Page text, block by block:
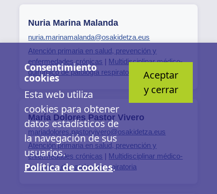
Nuria Marina Malanda
nuria.marinamalanda@osakidetza.eus
Atención primaria en salud, prevención y
enfermedades crónicas | Multidisciplinar médico-
quirúrgico de patología respiratoria
María Dolores Pastor Vivero
mariadolores.pastorvivero@osakidetza.eus
Atención primaria en salud, prevención y
enfermedades crónicas | Multidisciplinar médico-
quirúrgico de patología respiratoria
Consentimiento
cookies
Esta web utiliza
cookies para obtener
datos estadísticos de
la navegación de sus
usuarios.
Política de cookies.
Aceptar
y cerrar